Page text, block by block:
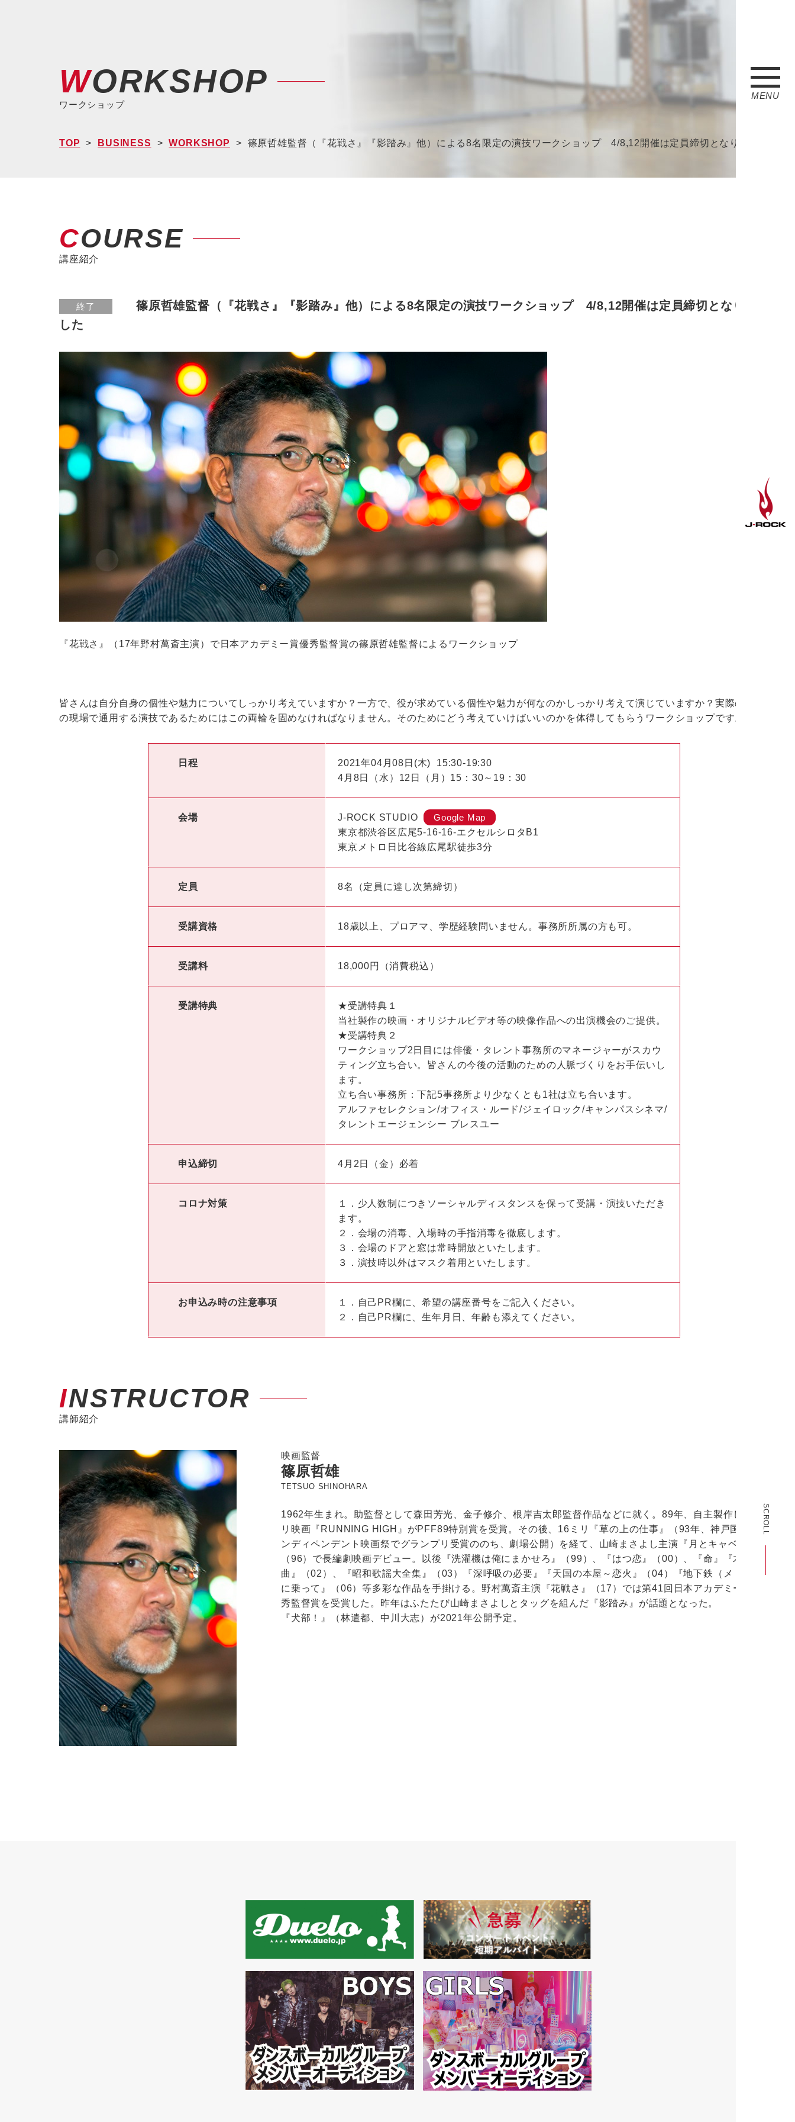
MENU
SCROLL
WORKSHOP
ワークショップ
TOP BUSINESS WORKSHOP 篠原哲雄監督（『花戦さ』『影踏み』他）による8名限定の演技ワークショップ 4/8,12開催は定員締切となりました
COURSE
講座紹介
終了
篠原哲雄監督（『花戦さ』『影踏み』他）による8名限定の演技ワークショップ 4/8,12開催は定員締切となりま
した
『花戦さ』（17年野村萬斎主演）で日本アカデミー賞優秀監督賞の篠原哲雄監督によるワークショップ
皆さんは自分自身の個性や魅力についてしっかり考えていますか？一方で、役が求めている個性や魅力が何なのかしっかり考えて演じていますか？実際の映画
の現場で通用する演技であるためにはこの両輪を固めなければなりません。そのためにどう考えていけばいいのかを体得してもらうワークショップです。
日程 2021年04月08日(木)
15:30-19:30
4月8日（水）12日（月）15：30～19：30
会場 J-ROCK STUDIO
Google Map
東京都渋谷区広尾5-16-16-エクセルシロタB1
東京メトロ日比谷線広尾駅徒歩3分
定員 8名（定員に達し次第締切）
受講資格 18歳以上、プロアマ、学歴経験問いません。事務所所属の方も可。
受講料 18,000円（消費税込）
受講特典
★受講特典１
当社製作の映画・オリジナルビデオ等の映像作品への出演機会のご提供。
★受講特典２
ワークショップ2日目には俳優・タレント事務所のマネージャーがスカウ
ティング立ち合い。皆さんの今後の活動のための人脈づくりをお手伝いし
ます。
立ち合い事務所：下記5事務所より少なくとも1社は立ち合います。
アルファセレクション/オフィス・ルード/ジェイロック/キャンパスシネマ/
タレントエージェンシー ブレスユー
申込締切 4月2日（金）必着
コロナ対策
１．少人数制につきソーシャルディスタンスを保って受講・演技いただき
ます。
２．会場の消毒、入場時の手指消毒を徹底します。
３．会場のドアと窓は常時開放といたします。
３．演技時以外はマスク着用といたします。
お申込み時の注意事項
１．自己PR欄に、希望の講座番号をご記入ください。
２．自己PR欄に、生年月日、年齢も添えてください。
INSTRUCTOR
講師紹介
映画監督
篠原哲雄
TETSUO SHINOHARA
1962年生まれ。助監督として森田芳光、金子修介、根岸吉太郎監督作品などに就く。89年、自主製作した8ミ
リ映画『RUNNING HIGH』がPFF89特別賞を受賞。その後、16ミリ『草の上の仕事』（93年、神戸国際イ
ンディペンデント映画祭でグランプリ受賞ののち、劇場公開）を経て、山崎まさよし主演『月とキャベツ』
（96）で長編劇映画デビュー。以後『洗濯機は俺にまかせろ』（99）、『はつ恋』（00）、『命』『木曜組
曲』（02）、『昭和歌謡大全集』（03）『深呼吸の必要』『天国の本屋～恋火』（04）『地下鉄（メトロ）
に乗って』（06）等多彩な作品を手掛ける。野村萬斎主演『花戦さ』（17）では第41回日本アカデミー賞優
秀監督賞を受賞した。昨年はふたたび山崎まさよしとタッグを組んだ『影踏み』が話題となった。
『犬部！』（林遣都、中川大志）が2021年公開予定。